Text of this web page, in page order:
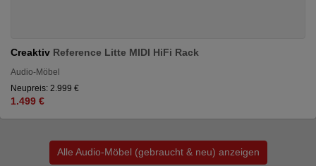
Creaktiv Reference Litte MIDI HiFi Rack
Audio-Möbel
Neupreis: 2.999 €
1.499 €
Alle Audio-Möbel (gebraucht & neu) anzeigen